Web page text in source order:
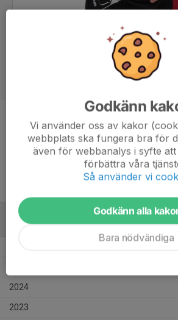
Position
-
Ålder
10 år
ALLA SERIER ALLA ÅR
2024
2023
Godkänn
Vi använder oss av kakor
webbplats ska fungera bra för
även för webbanalys i syfte
förbättra våra
Så använder vi
Godkänn alla
Bara nödvändiga